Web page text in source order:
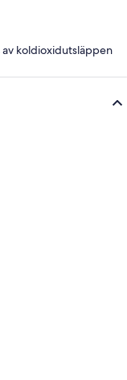
av koldioxidutsläppen